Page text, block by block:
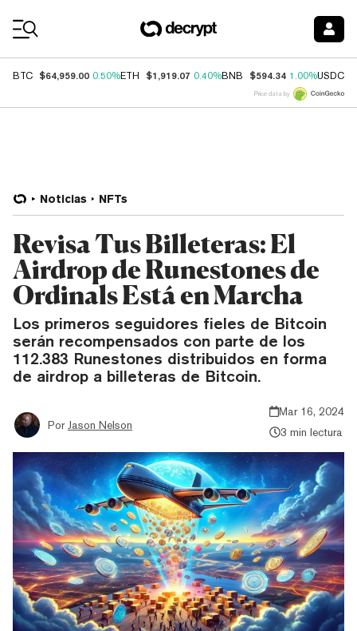
BTC $64,959.00 0.50%ETH $1,919.07 0.40%BNB $594.34 1.00%USDC
Price data by
Noticias NFTs
Revisa Tus Billeteras: El
Airdrop de Runestones de
Ordinals Está en Marcha
Los primeros seguidores fieles de Bitcoin
serán recompensados con parte de los
112.383 Runestones distribuidos en forma
de airdrop a billeteras de Bitcoin.
Por Jason Nelson
Mar 16, 2024
3 min lectura